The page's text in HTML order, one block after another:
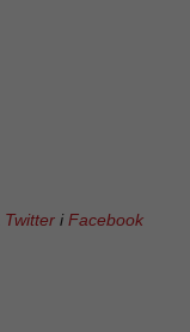
Twitter iFacebook